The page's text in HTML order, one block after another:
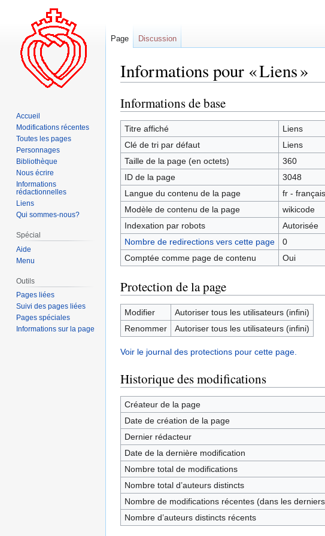
Informations pour « Liens »
Aller
à
la
navigation
Aller
à
la
recherche
Informations de base
Titre affiché
Liens
Clé de tri par défaut
Liens
Taille de la page (en octets)
360
ID de la page
3048
Langue du contenu de la page
fr - français
Modèle de contenu de la page
wikicode
Indexation par robots
Autorisée
Nombre de redirections vers cette page
0
Comptée comme page de contenu
Oui
Protection de la page
Modifier
Autoriser tous les utilisateurs (infini)
Renommer
Autoriser tous les utilisateurs (infini)
Voir le journal des protections pour cette page.
Historique des modifications
Créateur de la page
Date de création de la page
Dernier rédacteur
Date de la dernière modification
Nombre total de modifications
Nombre total d’auteurs distincts
Nombre de modifications récentes (dans les
Nombre d’auteurs distincts récents
Page Discussion
Accueil
Modifications récentes
Toutes les pages
Personnages
Bibliothèque
Nous écrire
Informations
rédactionnelles
Liens
Qui sommes-nous?
Spécial
Aide
Menu
Outils
Pages liées
Suivi des pages liées
Pages spéciales
Informations sur la page